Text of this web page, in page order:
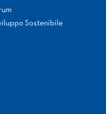
Sostenibile